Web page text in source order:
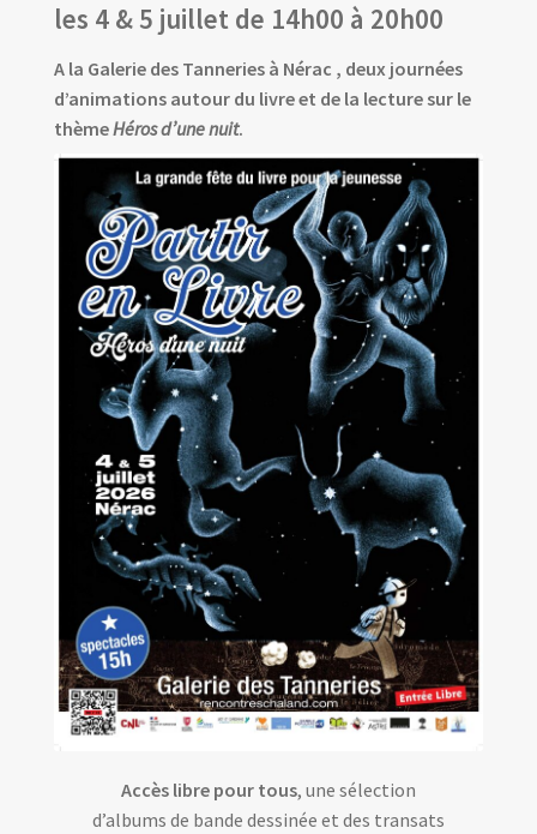
les 4 & 5 juillet de 14h00 à 20h00
A la Galerie des Tanneries à Nérac , deux journées
d’animations autour du livre et de la lecture sur le
thèmeHéros d’une nuit.
Accès libre pour tous, une sélection
d’albums de bande dessinée et des transats